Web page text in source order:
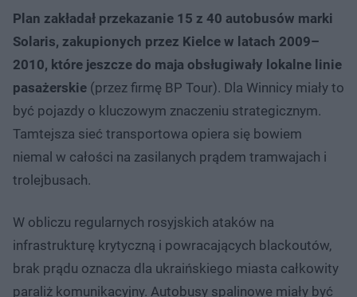
Plan zakładał przekazanie 15 z 40 autobusów marki
Solaris, zakupionych przez Kielce w latach 2009–
2010, które jeszcze do maja obsługiwały lokalne linie
pasażerskie (przez firmę BP Tour). Dla Winnicy miały to
być pojazdy o kluczowym znaczeniu strategicznym.
Tamtejsza sieć transportowa opiera się bowiem
niemal w całości na zasilanych prądem tramwajach i
trolejbusach.
W obliczu regularnych rosyjskich ataków na
infrastrukturę krytyczną i powracających blackoutów,
brak prądu oznacza dla ukraińskiego miasta całkowity
paraliż komunikacyjny. Autobusy spalinowe miały być